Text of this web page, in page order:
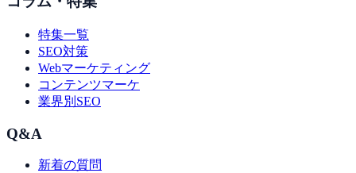
特集一覧
SEO対策
Webマーケティング
コンテンツマーケ
業界別SEO
Q&A
新着の質問